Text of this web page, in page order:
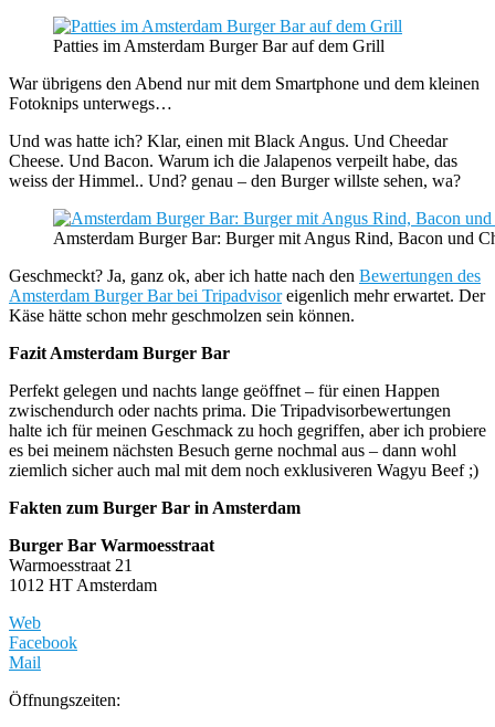
Patties im Amsterdam Burger Bar auf dem Grill
War übrigens den Abend nur mit dem Smartphone und dem kleinen
Fotoknips unterwegs…
Und was hatte ich? Klar, einen mit Black Angus. Und Cheedar
Cheese. Und Bacon. Warum ich die Jalapenos verpeilt habe, das
weiss der Himmel.. Und? genau – den Burger willste sehen, wa?
Amsterdam Burger Bar: Burger mit Angus Rind, Bacon und
Geschmeckt? Ja, ganz ok, aber ich hatte nach den Bewertungen des
Amsterdam Burger Bar bei Tripadvisoreigenlich mehr erwartet. Der
Käse hätte schon mehr geschmolzen sein können.
Fazit Amsterdam Burger Bar
Perfekt gelegen und nachts lange geöffnet – für einen Happen
zwischendurch oder nachts prima. Die Tripadvisorbewertungen
halte ich für meinen Geschmack zu hoch gegriffen, aber ich probiere
es bei meinem nächsten Besuch gerne nochmal aus – dann wohl
ziemlich sicher auch mal mit dem noch exklusiveren Wagyu Beef ;)
Fakten zum Burger Bar in Amsterdam
Burger Bar Warmoesstraat
Warmoesstraat 21
1012 HT Amsterdam
Web
Facebook
Mail
Öffnungszeiten: